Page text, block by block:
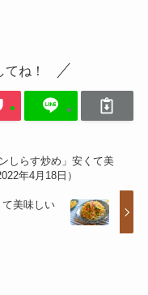
ね！
しらす炒め」安くて美
年4月18日）
て美味しい